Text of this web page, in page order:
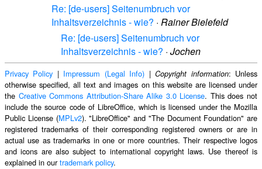
Re: [de-users] Seitenumbruch vor
Inhaltsverzeichnis - wie? · Rainer Bielefeld
Re: [de-users] Seitenumbruch vor
Inhaltsverzeichnis - wie? · Jochen
Privacy Policy | Impressum (Legal Info) |Copyright information: Unless
otherwise specified, all text and images on this website are licensed under
the Creative Commons Attribution-Share Alike 3.0 License. This does not
include the source code of LibreOffice, which is licensed under the Mozilla
Public License (MPLv2). "LibreOffice" and "The Document Foundation" are
registered trademarks of their corresponding registered owners or are in
actual use as trademarks in one or more countries. Their respective logos
and icons are also subject to international copyright laws. Use thereof is
explained in ourtrademark policy.